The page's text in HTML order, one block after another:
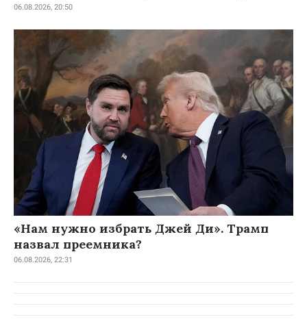
06.08.2026, 20:50
«Нам нужно избрать Джей Ди». Трамп
назвал преемника?
06.08.2026, 22:31